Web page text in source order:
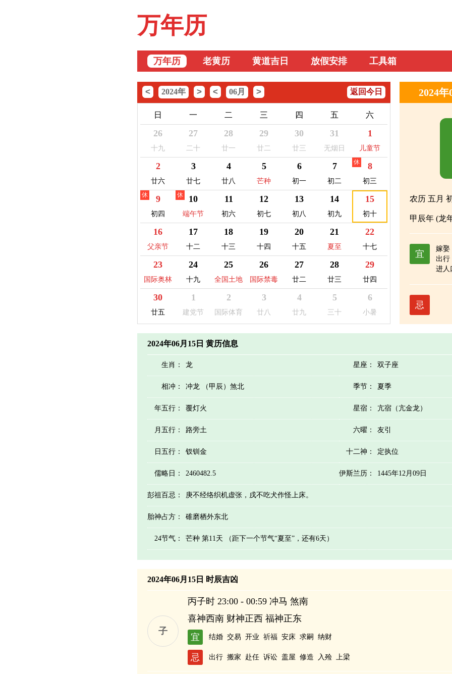
万年历
万年历 老黄历 黄道吉日 放假安排 工具箱
< 2024年 > < 06月 > 返回今日
日 一 二 三 四 五 六
26
十九
27
二十
28
廿一
29
廿二
30
廿三
31
无烟日
1
儿童节
2
廿六
3
廿七
4
廿八
5
芒种
6
初一
7
初二
8
初三
休
9
初四
休 10
端午节
休 11
初六
12
初七
13
初八
14
初九
15
初十
16
父亲节
17
十二
18
十三
19
十四
20
十五
21
夏至
22
十七
23
国际奥林
匹克日
24
十九
25
全国土地
日
26
国际禁毒
日
27
廿二
28
廿三
29
廿四
30
廿五
1
建党节
2
国际体育
3
廿八
4
廿九
5
三十
6
小暑
2024
农历 五月
甲辰年 (龙
宜
嫁娶
出行
进人
忌
2024年06月15日 黄历信息
生肖： 龙 星座： 双子座
相冲： 冲龙 （甲辰）煞北 季节： 夏季
年五行： 覆灯火 星宿： 亢宿（亢金龙）
月五行： 路旁土 六曜： 友引
日五行： 钗钏金 十二神： 定执位
儒略日： 2460482.5 伊斯兰历： 1445年12月09日
彭祖百忌： 庚不经络织机虚张，戌不吃犬作怪上床。
胎神占方： 碓磨栖外东北
24节气： 芒种 第11天 （距下一个节气“夏至”，还有6天）
2024年06月15日 时辰吉凶
子
丙子时 23:00 - 00:59 冲马 煞南
喜神西南 财神正西 福神正东
宜
结婚 交易 开业 祈福 安床 求嗣 纳财
忌 出行 搬家 赴任 诉讼 盖屋 修造 入殓 上梁